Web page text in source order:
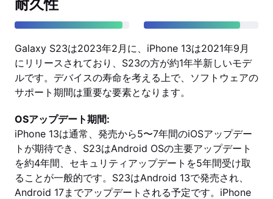
耐久性
Galaxy S23は2023年2月に、iPhone 13は2021年9月
にリリースされており、S23の方が約1年半新しいモデ
ルです。デバイスの寿命を考える上で、ソフトウェアの
サポート期間は重要な要素となります。
OSアップデート期間:
iPhone 13は通常、発売から5〜7年間のiOSアップデー
トが期待でき、S23はAndroid OSの主要アップデート
を約4年間、セキュリティアップデートを5年間受け取
ることが一般的です。S23はAndroid 13で発売され、
Android 17までアップデートされる予定です。iPhone